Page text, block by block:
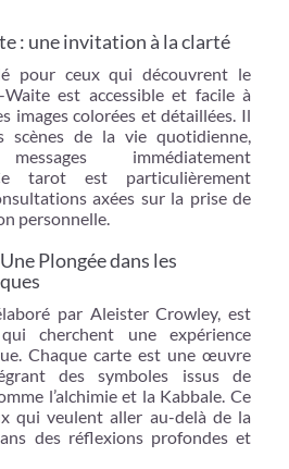
: une invitation à la clarté
pour ceux qui découvrent le
est accessible et facile à
images colorées et détaillées. Il
scènes de la vie quotidienne,
immédiatement
tarot est particulièrement
axées sur la prise de
personnelle.
Plongée dans les
par Aleister Crowley, est
cherchent une expérience
Chaque carte est une œuvre
des symboles issus de
l’alchimie et la Kabbale. Ce
qui veulent aller au-delà de la
des réflexions profondes et